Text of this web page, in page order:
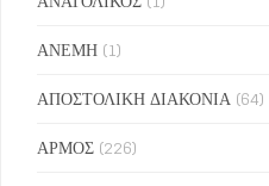
ΑΝΕΜΗ (1)
ΑΠΟΣΤΟΛΙΚΗ ΔΙΑΚΟΝΙΑ (64)
ΑΡΜΟΣ (226)